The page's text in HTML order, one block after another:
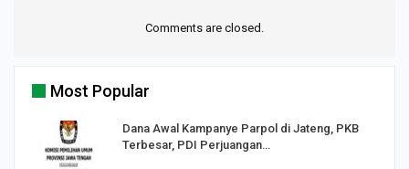
Comments are closed.
Most Popular
Dana Awal Kampanye Parpol di Jateng, PKB
Terbesar, PDI Perjuangan…